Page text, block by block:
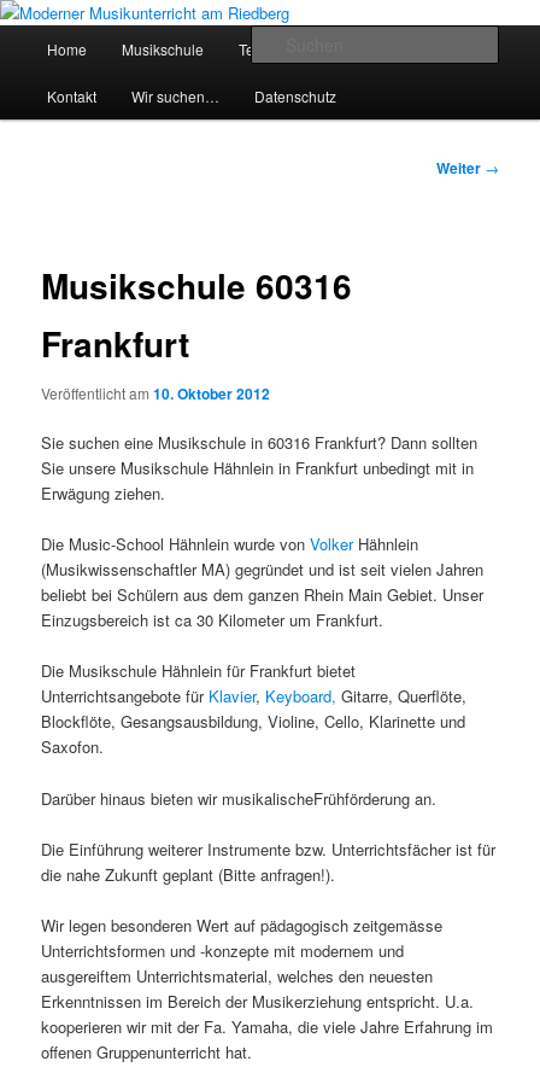
Zum
wechseln
Moderner Musikunterricht am
Home Musikschule Team
Kontakt Wir suchen… Datenschutz
Weiter →
Musikschule 60316
Frankfurt
Veröffentlicht am10. Oktober 2012
Sie suchen eine Musikschule in 60316 Frankfurt? Dann sollten
Sie unsere Musikschule Hähnlein in Frankfurt unbedingt mit in
Erwägung ziehen.
Die Music-School Hähnlein wurde vonVolkerHähnlein
(Musikwissenschaftler MA) gegründet und ist seit vielen Jahren
beliebt bei Schülern aus dem ganzen Rhein Main Gebiet. Unser
Einzugsbereich ist ca 30 Kilometer um Frankfurt.
Die Musikschule Hähnlein für Frankfurt bietet
Unterrichtsangebote für Klavier, Keyboard,Gitarre, Querflöte,
Blockflöte, Gesangsausbildung, Violine, Cello, Klarinette und
Saxofon.
Darüber hinaus bieten wir musikalischeFrühförderung an.
Die Einführung weiterer Instrumente bzw. Unterrichtsfächer ist für
die nahe Zukunft geplant (Bitte anfragen!).
Wir legen besonderen Wert auf pädagogisch zeitgemässe
Unterrichtsformen und -konzepte mit modernem und
ausgereiftem Unterrichtsmaterial, welches den neuesten
Erkenntnissen im Bereich der Musikerziehung entspricht. U.a.
kooperieren wir mit der Fa. Yamaha, die viele Jahre Erfahrung im
offenen Gruppenunterricht hat.